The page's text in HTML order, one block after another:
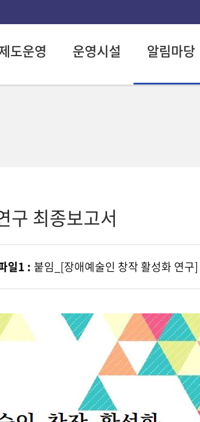
도운영 운영시설 알림마당
구 최종보고서
일1 : 붙임_[장애예술인 창작 활성화 연